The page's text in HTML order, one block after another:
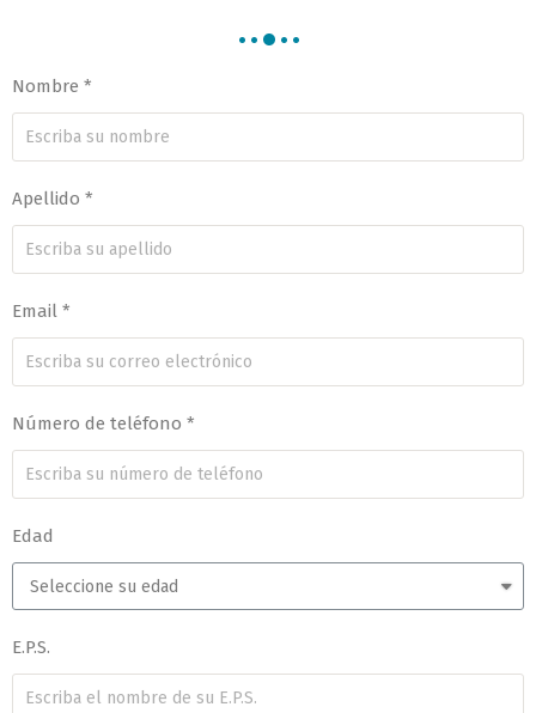
Nombre *
Apellido *
Email *
Número de teléfono *
Edad
E.P.S.